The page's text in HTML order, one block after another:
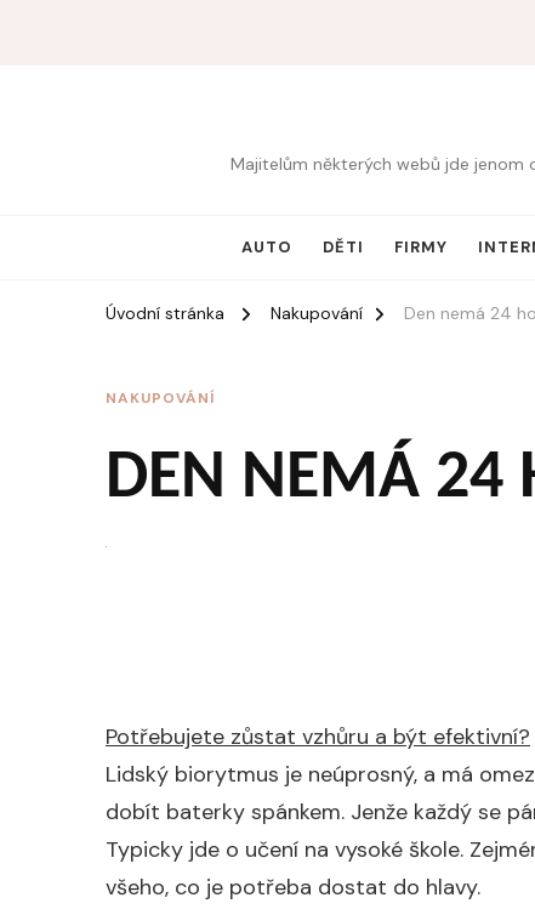
Majitelům některých webů jde jenom
AUTO DĚTI FIRMY
Úvodní stránka Nakupování Den nemá 24
NAKUPOVÁNÍ
DEN NEMÁ 24
Potřebujete zůstat vzhůru a být efektivní?
Lidský biorytmus je neúprosný, a má
dobít baterky spánkem. Jenže každý se
Typicky jde o učení na vysoké škole.
všeho, co je potřeba dostat do hlavy.